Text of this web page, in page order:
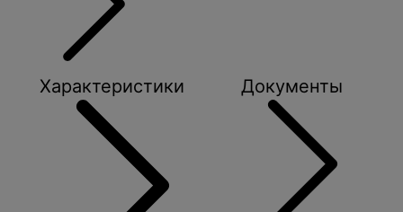
Характеристики Документы